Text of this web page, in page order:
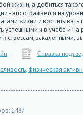
жизни, а добиться
- это отражается на
жизни и
успешными и в учебе и
стрессам, закaленными,
Справка-
, физическая
1487